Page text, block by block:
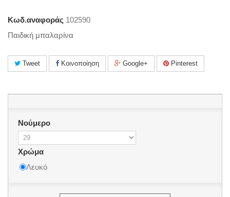
Κωδ.αναφοράς 102590
Παιδική μπαλαρίνα
Tweet Κοινοποίηση Google+ Pinterest
Νούμερο
Χρώμα
Λευκό